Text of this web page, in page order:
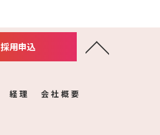
採用申込
経理
会社概要